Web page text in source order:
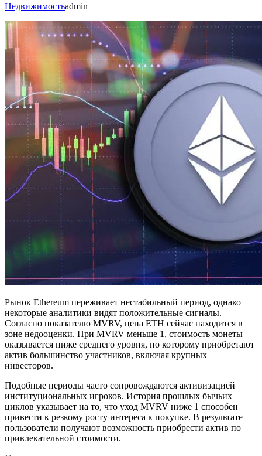
Недвижимостьadmin
Рынок Ethereum переживает нестабильный период, однако
некоторые аналитики видят положительные сигналы.
Согласно показателю MVRV, цена ETH сейчас находится в
зоне недооценки. При MVRV меньше 1, стоимость монеты
оказывается ниже среднего уровня, по которому приобретают
актив большинство участников, включая крупных
инвесторов.
Подобные периоды часто сопровождаются активизацией
институциональных игроков. История прошлых бычьих
циклов указывает на то, что уход MVRV ниже 1 способен
привести к резкому росту интереса к покупке. В результате
пользователи получают возможность приобрести актив по
привлекательной стоимости.